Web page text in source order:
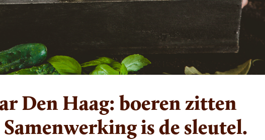
Den Haag: boeren zitten
is de sleutel.